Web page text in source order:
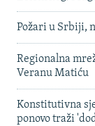
Požari u Srbiji,
Regionalna
Veranu Matiću
Konstitutivna
ponovo traži